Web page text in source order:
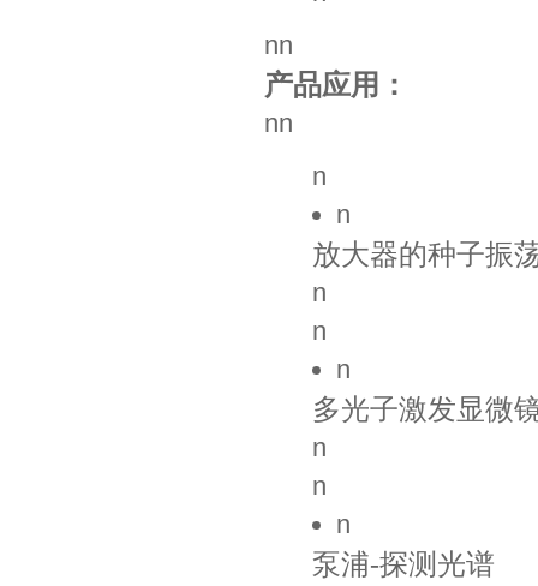
nn
产品应用：
nn
n
n
放大器的种子振
n
n
n
多光子激发显微
n
n
n
泵浦-探测光谱